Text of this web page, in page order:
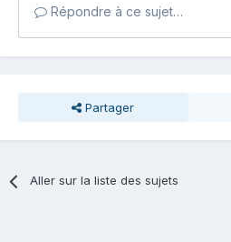
Répondre à ce sujet…
Partager
Aller sur la liste des sujets